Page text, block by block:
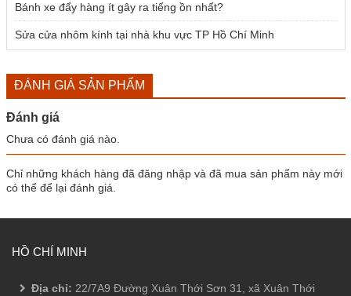
Bánh xe đẩy hàng ít gây ra tiếng ồn nhất?
Sửa cửa nhôm kính tại nhà khu vực TP Hồ Chí Minh
ĐÁNH GIÁ SẢN PHẨM
Đánh giá
Chưa có đánh giá nào.
Chỉ những khách hàng đã đăng nhập và đã mua sản phẩm này mới
có thể để lại đánh giá.
HỒ CHÍ MINH
Địa chỉ: 22/7A9 Đường Xuân Thới Sơn 31, xã Xuân Thới